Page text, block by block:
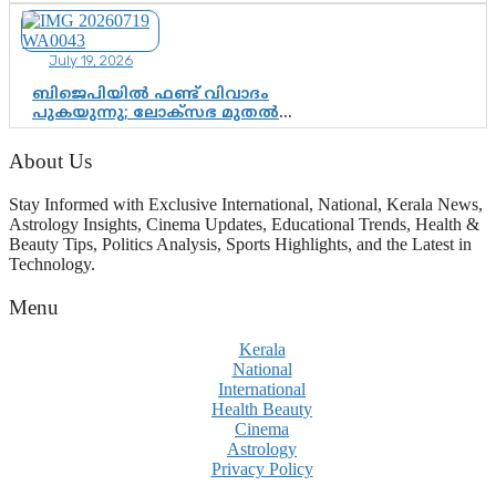
ചെന്നിത്തല; ആർ. ഹരികുമാറിന്റെ
സപ്തതി ആഘോഷങ്ങൾക്ക്
പ്രൗഢമായ തുടക്കം
July 19, 2026
ബിജെപിയിൽ ഫണ്ട് വിവാദം
പുകയുന്നു; ലോക്സഭ മുതൽ
നിയമസഭ വരെ 140 മണ്ഡലങ്ങളിലെ
ഫണ്ട് വിനിയോഗം
പരിശോധിക്കുമോ? കേന്ദ്രത്തിനും
ഘടകത്തോട് അതൃപ്തി
About Us
Stay Informed with Exclusive International, National, Kerala News,
Astrology Insights, Cinema Updates, Educational Trends, Health &
Beauty Tips, Politics Analysis, Sports Highlights, and the Latest in
Technology.
Menu
Kerala
National
International
Health Beauty
Cinema
Astrology
Privacy Policy